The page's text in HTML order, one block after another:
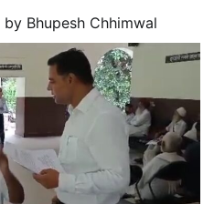
by Bhupesh Chhimwal